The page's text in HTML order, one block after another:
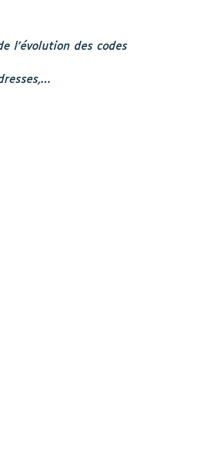
l’évolution des codes